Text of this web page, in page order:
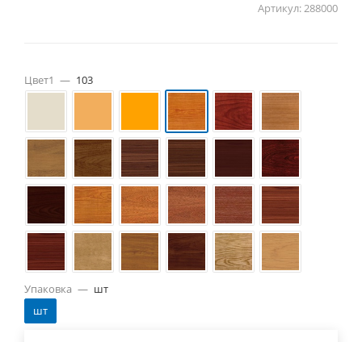
Артикул:288000
Цвет1 — 103
Упаковка — шт
шт